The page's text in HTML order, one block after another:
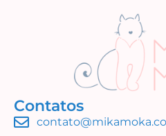
Contatos